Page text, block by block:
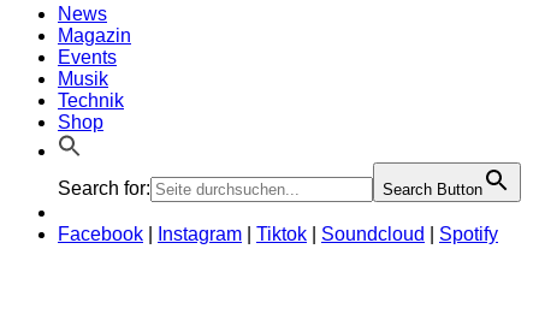
News
Magazin
Events
Musik
Technik
Shop
Search for: Search Button
Facebook Instagram Tiktok Soundcloud Spotify